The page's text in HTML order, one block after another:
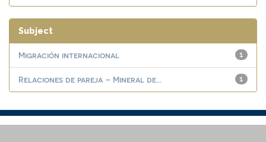
Subject
1
Migración internacional
1
Relaciones de pareja – Mineral de...